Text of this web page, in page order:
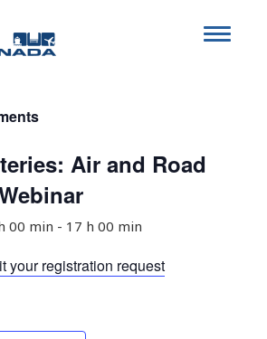
Toggle
Air and Road
00 min - 17 h 00 min
your registration request